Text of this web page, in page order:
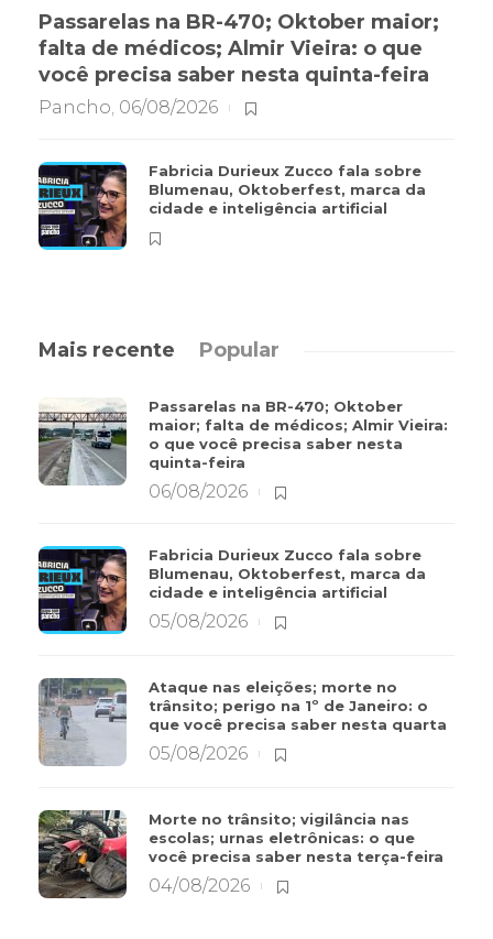
Passarelas na BR-470; Oktober maior;
falta de médicos; Almir Vieira: o que
você precisa saber nesta quinta-feira
Pancho, 06/08/2026
Fabricia Durieux Zucco fala sobre
Blumenau, Oktoberfest, marca da
cidade e inteligência artificial
Mais recente Popular
Passarelas na BR-470; Oktober
maior; falta de médicos; Almir Vieira:
o que você precisa saber nesta
quinta-feira
06/08/2026
Fabricia Durieux Zucco fala sobre
Blumenau, Oktoberfest, marca da
cidade e inteligência artificial
05/08/2026
Ataque nas eleições; morte no
trânsito; perigo na 1º de Janeiro: o
que você precisa saber nesta quarta
05/08/2026
Morte no trânsito; vigilância nas
escolas; urnas eletrônicas: o que
você precisa saber nesta terça-feira
04/08/2026